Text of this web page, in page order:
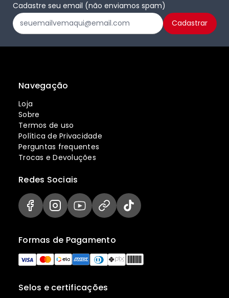
Cadastre seu email (não enviamos spam)
Navegação
Loja
Sobre
Termos de uso
Política de Privacidade
Perguntas frequentes
Trocas e Devoluções
Selos e certificações
Formas de Pagamento
Redes Sociais